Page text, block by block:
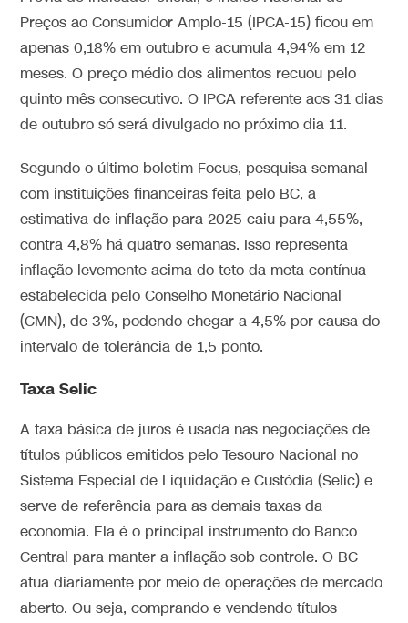
Preços ao Consumidor Amplo-15 (IPCA-15) ficou em
apenas 0,18% em outubro e acumula 4,94% em 12
meses. O preço médio dos alimentos recuou pelo
quinto mês consecutivo. O IPCA referente aos 31 dias
de outubro só será divulgado no próximo dia 11.
Segundo o último boletim Focus, pesquisa semanal
com instituições financeiras feita pelo BC, a
estimativa de inflação para 2025 caiu para 4,55%,
contra 4,8% há quatro semanas. Isso representa
inflação levemente acima do teto da meta contínua
estabelecida pelo Conselho Monetário Nacional
(CMN), de 3%, podendo chegar a 4,5% por causa do
intervalo de tolerância de 1,5 ponto.
Taxa Selic
A taxa básica de juros é usada nas negociações de
títulos públicos emitidos pelo Tesouro Nacional no
Sistema Especial de Liquidação e Custódia (Selic) e
serve de referência para as demais taxas da
economia. Ela é o principal instrumento do Banco
Central para manter a inflação sob controle. O BC
atua diariamente por meio de operações de mercado
aberto. Ou seja, comprando e vendendo títulos